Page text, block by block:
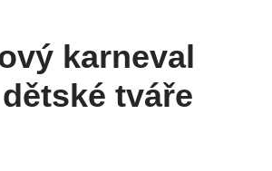
karneval
tváře